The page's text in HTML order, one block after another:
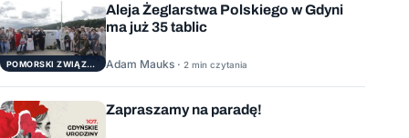
POMORSKI ZWIĄZEK ŻEGLARSKI
Aleja Żeglarstwa Polskiego w Gdyni
ma już 35 tablic
Adam Mauks · 2 min czytania
Zapraszamy na paradę!